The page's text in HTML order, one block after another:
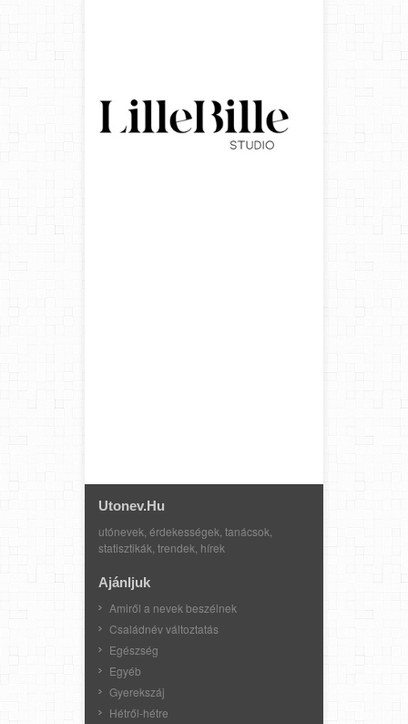
Utonev.hu
utónevek, érdekességek, tanácsok,
statisztikák, trendek, hírek
Ajánljuk
Amiről a nevek beszélnek
Családnév változtatás
Egészség
Egyéb
Gyerekszáj
Hétről-hétre